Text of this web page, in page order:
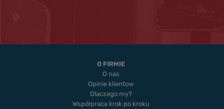
O FIRMIE
O nas
Opinie klientow
Dlaczego my?
Współpraca krok po kroku